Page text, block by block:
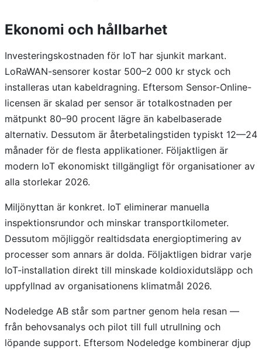
Ekonomi och hållbarhet
Investeringskostnaden för IoT har sjunkit markant.
LoRaWAN-sensorer kostar 500–2 000 kr styck och
installeras utan kabeldragning. Eftersom Sensor-Online-
licensen är skalad per sensor är totalkostnaden per
mätpunkt 80–90 procent lägre än kabelbaserade
alternativ. Dessutom är återbetalingstiden typiskt 12—24
månader för de flesta applikationer. Följaktligen är
modern IoT ekonomiskt tillgängligt för organisationer av
alla storlekar 2026.
Miljönyttan är konkret. IoT eliminerar manuella
inspektionsrundor och minskar transportkilometer.
Dessutom möjliggör realtidsdata energioptimering av
processer som annars är dolda. Följaktligen bidrar varje
IoT-installation direkt till minskade koldioxidutsläpp och
uppfyllnad av organisationens klimatmål 2026.
Nodeledge AB står som partner genom hela resan —
från behovsanalys och pilot till full utrullning och
löpande support. Eftersom Nodeledge kombinerar djup